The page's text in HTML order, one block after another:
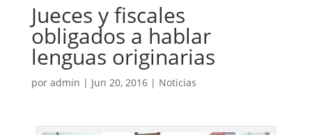
Jueces y fiscales
obligados a hablar
lenguas originarias
por admin | Jun 20, 2016| Noticias